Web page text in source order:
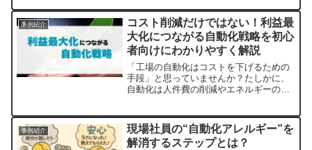
し、これらの機器も機械である以上、使
用していく中で部品の劣化や...
事例紹介
コスト削減だけではない！利益最
大化につながる自動化戦略を初心
者向けにわかりやすく解説
「工場の自動化はコストを下げるための
手段」と思っていませんか？たしかに、
自動化は人件費の削減やエネルギーの節
化を導入すれば、利益を最大化する強力
な手段にもなります。この...
事例紹介
現場社員の“自動化アレルギー”を
解消するステップとは？